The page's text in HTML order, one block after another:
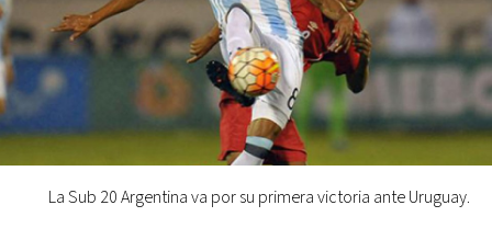
La Sub 20 Argentina va por su primera victoria ante Uruguay.